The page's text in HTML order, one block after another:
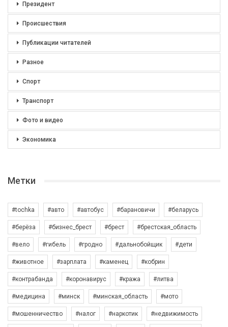
Президент
Происшествия
Публикации читателей
Разное
Спорт
Транспорт
Фото и видео
Экономика
Метки
#tochka #авто #автобус #барановичи #беларусь
#берёза #бизнес_брест #брест #брестская_область
#вело #гибель #гродно #дальнобойщик #дети
#животное #зарплата #каменец #кобрин
#контрабанда #коронавирус #кража #литва
#медицина #минск #минская_область #мото
#мошенничество #налог #наркотик #недвижимость